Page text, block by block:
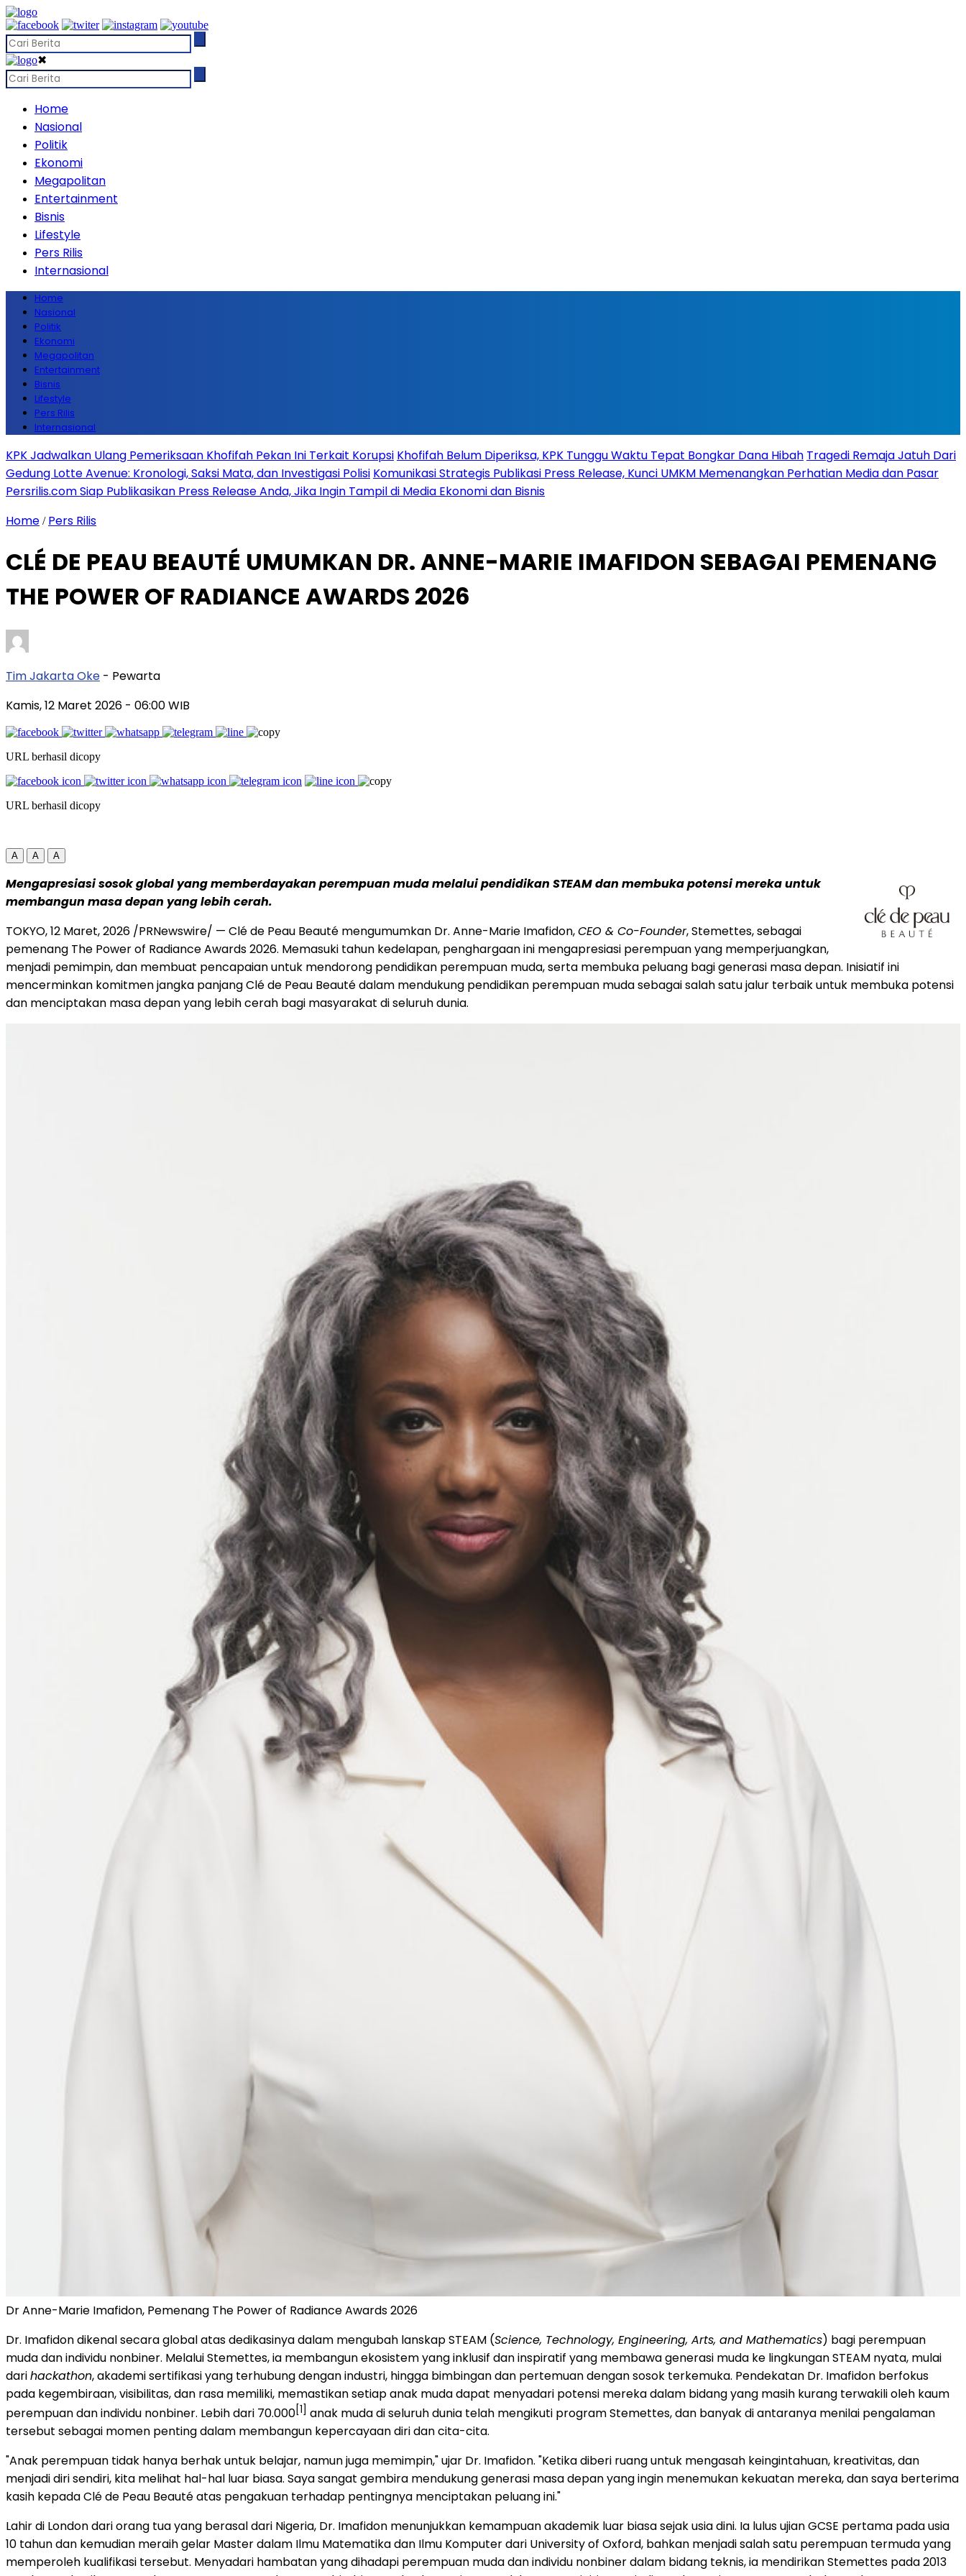
✖
Home
Nasional
Politik
Ekonomi
Megapolitan
Entertainment
Bisnis
Lifestyle
Pers Rilis
Internasional
Home
Nasional
Politik
Ekonomi
Megapolitan
Entertainment
Bisnis
Lifestyle
Pers Rilis
Internasional
KPK Jadwalkan Ulang Pemeriksaan Khofifah Pekan Ini Terkait Korupsi Khofifah Belum Diperiksa, KPK Tunggu Waktu Tepat Bongkar Dana Hibah Tragedi Remaja Jatuh Dari
Gedung Lotte Avenue: Kronologi, Saksi Mata, dan Investigasi Polisi Komunikasi Strategis Publikasi Press Release, Kunci UMKM Memenangkan Perhatian Media dan Pasar
Persrilis.com Siap Publikasikan Press Release Anda, Jika Ingin Tampil di Media Ekonomi dan Bisnis
Home / Pers Rilis
CLÉ DE PEAU BEAUTÉ UMUMKAN DR. ANNE-MARIE IMAFIDON SEBAGAI PEMENANG
THE POWER OF RADIANCE AWARDS 2026
Tim Jakarta Oke - Pewarta
Kamis, 12 Maret 2026 - 06:00 WIB
URL berhasil dicopy
URL berhasil dicopy
A A A
Mengapresiasi sosok global yang memberdayakan perempuan muda melalui pendidikan STEAM dan membuka potensi mereka untuk
membangun masa depan yang lebih cerah.
TOKYO, 12 Maret, 2026 /PRNewswire/ — Clé de Peau Beauté mengumumkan Dr. Anne-Marie Imafidon,CEO & Co-Founder, Stemettes, sebagai
pemenang The Power of Radiance Awards 2026. Memasuki tahun kedelapan, penghargaan ini mengapresiasi perempuan yang memperjuangkan,
menjadi pemimpin, dan membuat pencapaian untuk mendorong pendidikan perempuan muda, serta membuka peluang bagi generasi masa depan. Inisiatif ini
mencerminkan komitmen jangka panjang Clé de Peau Beauté dalam mendukung pendidikan perempuan muda sebagai salah satu jalur terbaik untuk membuka potensi
dan menciptakan masa depan yang lebih cerah bagi masyarakat di seluruh dunia.
Dr Anne-Marie Imafidon, Pemenang The Power of Radiance Awards 2026
Dr. Imafidon dikenal secara global atas dedikasinya dalam mengubah lanskap STEAM (Science, Technology, Engineering, Arts, and Mathematics) bagi perempuan
muda dan individu nonbiner. Melalui Stemettes, ia membangun ekosistem yang inklusif dan inspiratif yang membawa generasi muda ke lingkungan STEAM nyata, mulai
darihackathon, akademi sertifikasi yang terhubung dengan industri, hingga bimbingan dan pertemuan dengan sosok terkemuka. Pendekatan Dr. Imafidon berfokus
pada kegembiraan, visibilitas, dan rasa memiliki, memastikan setiap anak muda dapat menyadari potensi mereka dalam bidang yang masih kurang terwakili oleh kaum
perempuan dan individu nonbiner. Lebih dari 70.000[1] anak muda di seluruh dunia telah mengikuti program Stemettes, dan banyak di antaranya menilai pengalaman
tersebut sebagai momen penting dalam membangun kepercayaan diri dan cita-cita.
"Anak perempuan tidak hanya berhak untuk belajar, namun juga memimpin," ujar Dr. Imafidon. "Ketika diberi ruang untuk mengasah keingintahuan, kreativitas, dan
menjadi diri sendiri, kita melihat hal-hal luar biasa. Saya sangat gembira mendukung generasi masa depan yang ingin menemukan kekuatan mereka, dan saya berterima
kasih kepada Clé de Peau Beauté atas pengakuan terhadap pentingnya menciptakan peluang ini."
Lahir di London dari orang tua yang berasal dari Nigeria, Dr. Imafidon menunjukkan kemampuan akademik luar biasa sejak usia dini. Ia lulus ujian GCSE pertama pada usia
10 tahun dan kemudian meraih gelar Master dalam Ilmu Matematika dan Ilmu Komputer dari University of Oxford, bahkan menjadi salah satu perempuan termuda yang
memperoleh kualifikasi tersebut. Menyadari hambatan yang dihadapi perempuan muda dan individu nonbiner dalam bidang teknis, ia mendirikan Stemettes pada 2013